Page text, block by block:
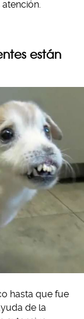
están
hasta que fue
de la